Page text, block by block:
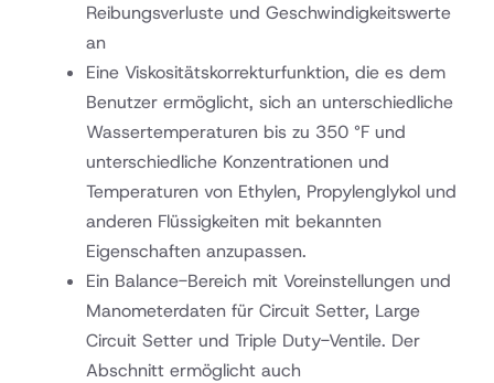
Reibungsverluste und Geschwindigkeitswerte
an
Eine Viskositätskorrekturfunktion, die es dem
Benutzer ermöglicht, sich an unterschiedliche
Wassertemperaturen bis zu 350 °F und
unterschiedliche Konzentrationen und
Temperaturen von Ethylen, Propylenglykol und
anderen Flüssigkeiten mit bekannten
Eigenschaften anzupassen.
Ein Balance-Bereich mit Voreinstellungen und
Manometerdaten für Circuit Setter, Large
Circuit Setter und Triple Duty-Ventile. Der
Abschnitt ermöglicht auch